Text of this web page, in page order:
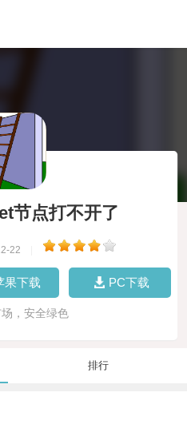
节点打不开了
22
果下载 PC下载
，安全绿色
排行